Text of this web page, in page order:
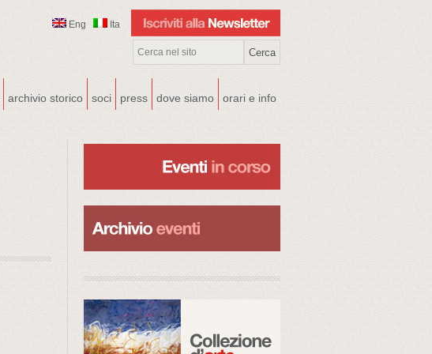
Eng Ita
archivio storico soci press dove siamo orari e info